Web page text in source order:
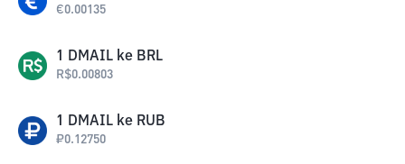
€0.00135
1 DMAIL ke BRL
R$0.00803
1 DMAIL ke RUB
₽0.12750